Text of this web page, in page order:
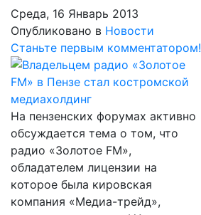
Среда, 16 Январь 2013
Опубликовано в Новости
Станьте первым комментатором!
На пензенских форумах активно
обсуждается тема о том, что
радио «Золотое FM»,
обладателем лицензии на
которое была кировская
компания «Медиа-трейд»,